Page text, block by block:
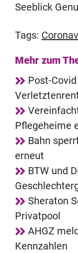
Seeblick
Tags:
Mehr zum
Post-
Pflegeheime
Bahn
erneut
BTW und
Sheraton
Privatpool
AHGZ
Kennzahlen